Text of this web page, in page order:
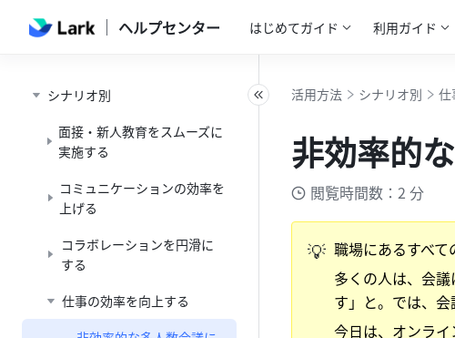
ヘルプセンター はじめてガイド 利用ガイド
シナリオ別
面接・新人教育をスムーズに
実施する
コミュニケーションの効率を
上げる
コラボレーションを円滑に
する
仕事の効率を向上する
活用方法 シナリオ別 仕
非効率的
閲覧時間数：2 分
💡 職場にあるすべて
多くの人は、会議
す」と。では、
今日は、オンライ